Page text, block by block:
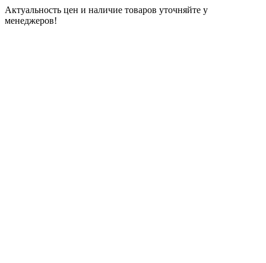
Актуальность цен и наличие товаров уточняйте у
менеджеров!